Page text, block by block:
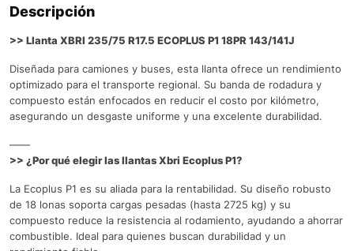
Descripción
>> Llanta XBRI 235/75 R17.5 ECOPLUS P1 18PR 143/141J
Diseñada para camiones y buses, esta llanta ofrece un rendimiento
optimizado para el transporte regional. Su banda de rodadura y
compuesto están enfocados en reducir el costo por kilómetro,
asegurando un desgaste uniforme y una excelente durabilidad.
——
>> ¿Por qué elegir las llantas Xbri Ecoplus P1?
La Ecoplus P1 es su aliada para la rentabilidad. Su diseño robusto
de 18 lonas soporta cargas pesadas (hasta 2725 kg) y su
compuesto reduce la resistencia al rodamiento, ayudando a ahorrar
combustible. Ideal para quienes buscan durabilidad y un